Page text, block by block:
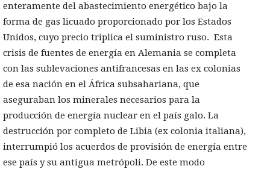
enteramente del abastecimiento energético bajo la
forma de gas licuado proporcionado por los Estados
Unidos, cuyo precio triplica el suministro ruso. Esta
crisis de fuentes de energía en Alemania se completa
con las sublevaciones antifrancesas en las ex colonias
de esa nación en el África subsahariana, que
aseguraban los minerales necesarios para la
producción de energía nuclear en el país galo. La
destrucción por completo de Libia (ex colonia italiana),
interrumpió los acuerdos de provisión de energía entre
ese país y su antigua metrópoli. De este modo